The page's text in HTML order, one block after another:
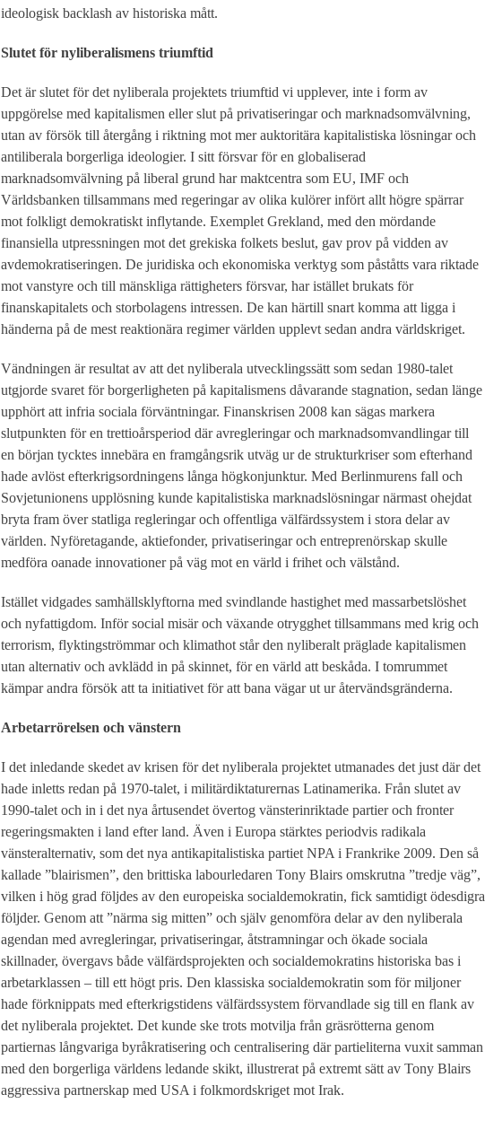
ideologisk backlash av historiska mått.
Slutet för nyliberalismens triumftid
Det är slutet för det nyliberala projektets triumftid vi upplever, inte i form av
uppgörelse med kapitalismen eller slut på privatiseringar och marknadsomvälvning,
utan av försök till återgång i riktning mot mer auktoritära kapitalistiska lösningar och
antiliberala borgerliga ideologier. I sitt försvar för en globaliserad
marknadsomvälvning på liberal grund har maktcentra som EU, IMF och
Världsbanken tillsammans med regeringar av olika kulörer infört allt högre spärrar
mot folkligt demokratiskt inflytande. Exemplet Grekland, med den mördande
finansiella utpressningen mot det grekiska folkets beslut, gav prov på vidden av
avdemokratiseringen. De juridiska och ekonomiska verktyg som påståtts vara riktade
mot vanstyre och till mänskliga rättigheters försvar, har istället brukats för
finanskapitalets och storbolagens intressen. De kan härtill snart komma att ligga i
händerna på de mest reaktionära regimer världen upplevt sedan andra världskriget.
Vändningen är resultat av att det nyliberala utvecklingssätt som sedan 1980-talet
utgjorde svaret för borgerligheten på kapitalismens dåvarande stagnation, sedan länge
upphört att infria sociala förväntningar. Finanskrisen 2008 kan sägas markera
slutpunkten för en trettioårsperiod där avregleringar och marknadsomvandlingar till
en början tycktes innebära en framgångsrik utväg ur de strukturkriser som efterhand
hade avlöst efterkrigsordningens långa högkonjunktur. Med Berlinmurens fall och
Sovjetunionens upplösning kunde kapitalistiska marknadslösningar närmast ohejdat
bryta fram över statliga regleringar och offentliga välfärdssystem i stora delar av
världen. Nyföretagande, aktiefonder, privatiseringar och entreprenörskap skulle
medföra oanade innovationer på väg mot en värld i frihet och välstånd.
Istället vidgades samhällsklyftorna med svindlande hastighet med massarbetslöshet
och nyfattigdom. Inför social misär och växande otrygghet tillsammans med krig och
terrorism, flyktingströmmar och klimathot står den nyliberalt präglade kapitalismen
utan alternativ och avklädd in på skinnet, för en värld att beskåda. I tomrummet
kämpar andra försök att ta initiativet för att bana vägar ut ur återvändsgränderna.
Arbetarrörelsen och vänstern
I det inledande skedet av krisen för det nyliberala projektet utmanades det just där det
hade inletts redan på 1970-talet, i militärdiktaturernas Latinamerika. Från slutet av
1990-talet och in i det nya årtusendet övertog vänsterinriktade partier och fronter
regeringsmakten i land efter land. Även i Europa stärktes periodvis radikala
vänsteralternativ, som det nya antikapitalistiska partiet NPA i Frankrike 2009. Den så
kallade ”blairismen”, den brittiska labourledaren Tony Blairs omskrutna ”tredje väg”,
vilken i hög grad följdes av den europeiska socialdemokratin, fick samtidigt ödesdigra
följder. Genom att ”närma sig mitten” och själv genomföra delar av den nyliberala
agendan med avregleringar, privatiseringar, åtstramningar och ökade sociala
skillnader, övergavs både välfärdsprojekten och socialdemokratins historiska bas i
arbetarklassen – till ett högt pris. Den klassiska socialdemokratin som för miljoner
hade förknippats med efterkrigstidens välfärdssystem förvandlade sig till en flank av
det nyliberala projektet. Det kunde ske trots motvilja från gräsrötterna genom
partiernas långvariga byråkratisering och centralisering där partieliterna vuxit samman
med den borgerliga världens ledande skikt, illustrerat på extremt sätt av Tony Blairs
aggressiva partnerskap med USA i folkmordskriget mot Irak.